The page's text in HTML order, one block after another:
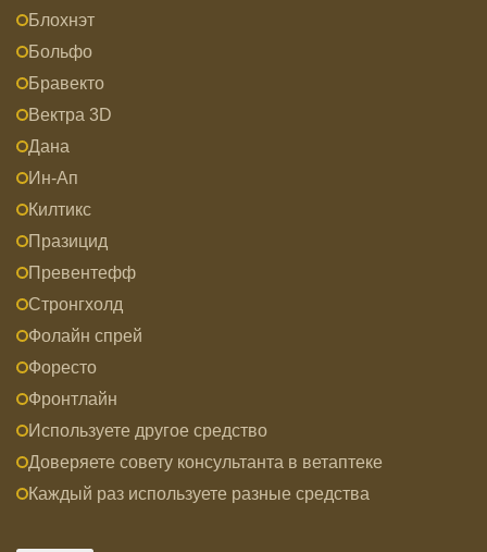
Блохнэт
Больфо
Бравекто
Вектра 3D
Дана
Ин-Ап
Килтикс
Празицид
Превентефф
Стронгхолд
Фолайн спрей
Форесто
Фронтлайн
Используете другое средство
Доверяете совету консультанта в ветаптеке
Каждый раз используете разные средства